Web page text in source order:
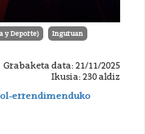
y Deporte) Inguruan
Grabaketa data: 21/11/2025
Ikusia: 230 aldiz
errendimenduko